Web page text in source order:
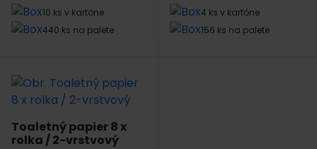
10 ks v kartóne
440 ks na palete
4 ks v kartóne
156 ks na palete
Toaletný papier 8 x
rolka / 2-vrstvový